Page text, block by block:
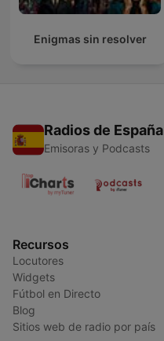
Enigmas sin resolver
Radios de España
Emisoras y Podcasts
Recursos
Locutores
Widgets
Fútbol en Directo
Blog
Sitios web de radio por país